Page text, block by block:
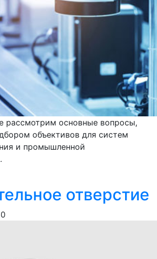
рассмотрим основные вопросы,
объективов для систем
и промышленной
отверстие